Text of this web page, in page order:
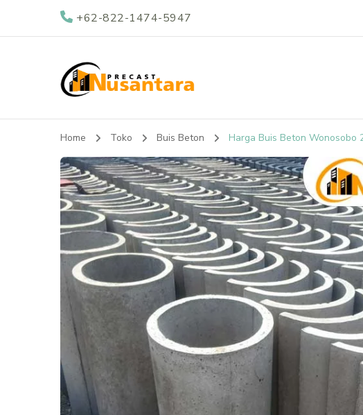
+62-822-1474-5947
Nusantara Precast
Home Toko Buis Beton Harga Buis Beton Wonosobo